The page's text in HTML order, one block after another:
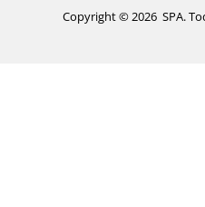
Copyright © 2026 SPA.